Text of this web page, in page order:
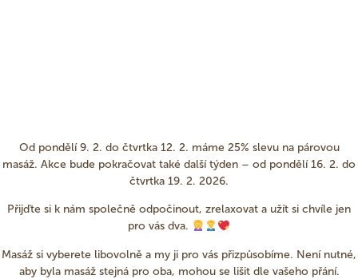
Od pondělí 9. 2. do čtvrtka 12. 2. máme 25% slevu na párovou
masáž. Akce bude pokračovat také další týden – od pondělí 16. 2. do
čtvrtka 19. 2. 2026.
Přijďte si k nám společně odpočinout, zrelaxovat a užít si chvíle jen
pro vás dva.
Masáž si vyberete libovolně a my ji pro vás přizpůsobíme. Není nutné,
aby byla masáž stejná pro oba, mohou se lišit dle vašeho přání.